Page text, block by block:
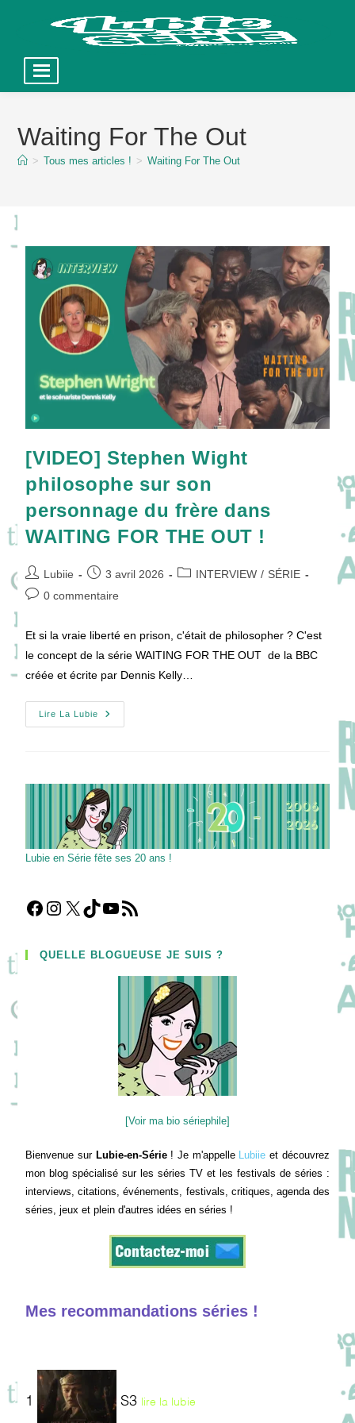
contentWaiting For The Out
> Tous mes articles ! > Waiting For The Out
[VIDEO] Stephen Wight
philosophe sur son
personnage du frère dans
WAITING FOR THE OUT !
Auteur/autrice
de
Lubiie
Publication
publiée :
3 avril 2026
PostINTERVIEW / SÉRIE
Commentaires
0 commentaire
Et si la vraie liberté en prison, c'était de philosopher ? C'est
le concept de la série WAITING FOR THE OUT de la BBC
créée et écrite par Dennis Kelly…
Lire La Lubie
[VIDEO]
Stephen
Personnage
Du
Frère
Dans
WAITING
FOR
THE
OUT
Lubie en Série fête ses 20 ans !
Facebook
Instagram
X TikTokYouTube
Flux RSS
QUELLE BLOGUEUSE JE SUIS ?
[Voir ma bio sériephile]
Bienvenue sur Lubie-en-Série! Je m'appelle Lubiie et découvrez
mon blog spécialisé sur les séries TV et les festivals de séries :
interviews, citations, événements, festivals, critiques, agenda des
séries, jeux et plein d'autres idées en séries !
Mes recommandations séries !
1 S3 lire la lubie